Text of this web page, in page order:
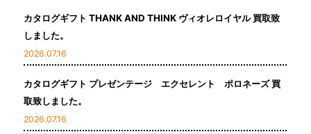
カタログギフト THANK AND THINK ヴィオレロイヤル 買取致
しました。
2026.07.16
カタログギフト プレゼンテージ エクセレント ポロネーズ 買
取致しました。
2026.07.16